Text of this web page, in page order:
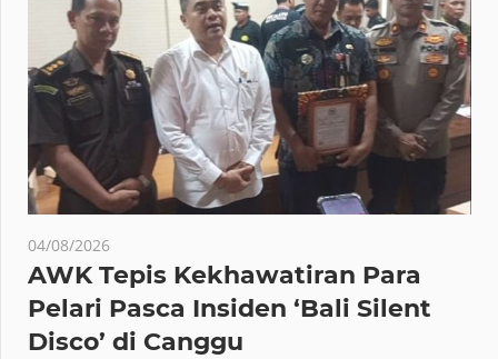
04/08/2026
AWK Tepis Kekhawatiran Para
Pelari Pasca Insiden ‘Bali Silent
Disco’ di Canggu